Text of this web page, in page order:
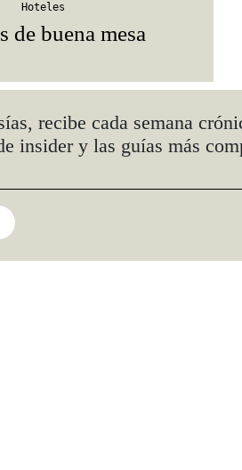
Hoteles
de buena mesa
Quiénes somos
con nosotros